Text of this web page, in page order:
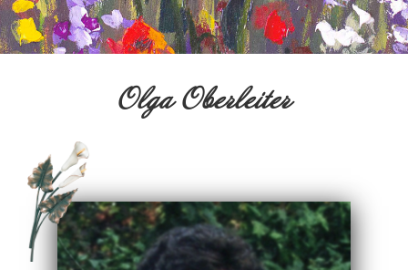
Olga Oberleiter